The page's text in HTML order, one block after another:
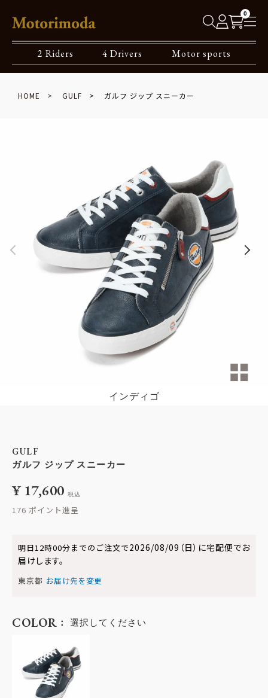
0
2 Riders 4 Drivers Motor sports
HOME GULF ガルフ ジップ スニーカー
インディゴ
GULF
ガルフ ジップ スニーカー
¥ 17,600 税込
176
明日12時00分までのご注文で2026/08/09（日） に宅配便でお
届けします。
東京都 お届け先を変更
COLOR 選択してください